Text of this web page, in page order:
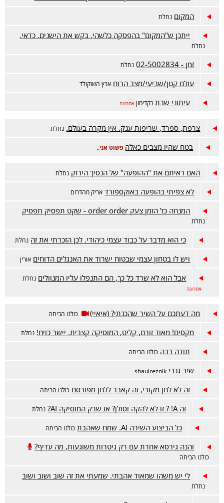
המקום נחלת
ייתכן ש"המקום" בהפסקה כלשהי, בקש את הישנים. כדאי.
נחלת
זמן - 02-5002834 נחלת
עולם קטן/שביעי/מצב הרוח ארץ השוקולד
עיתוני שבת נקדימון אחרונה
צרפת, ספרד, שריפות ענק. אין מקרה בעולם. נחלת
בטח שהיו מצבים כאלה פשוט אני..
האם ראיתם את "ההופעה" של הנסיך הירוק נחלת
לא צפיתי בהופעה באוקספורד אריק מהדרום
המנחה כל הזמן צעק order order - שקט תפסיק תפסיק
נחלת
כי הוא מדבר על כבוד עצמי כיהודי. לכן הזכרתי את זה נחלת
ויש לו בטחון עצמי שבטוח ישרוד את האנגלים הדוחים אורין
אבל הוא לא שרד כל כך, הם התנפלו עליו המנוולים נחלת
אחרונה
מה דעתכם על השיר שהכנתי? (איאיי) כולנו הביתה
מקסים! מאוד זורם, קליט, המוסיקה קצבית. יישר כויח! נחלת
תודה רבה כולנו הביתה
שיר גנרי shaulreznik
זה לא לחן מקורי, זה קאבר ללחן מפורסם כולנו הביתה
זה A! ? זו לא להקה וסולן? או שרק המוסיקה AI? נחלת
כל הביצוע השירה AI. שמח שאהבת כולנו הביתה
והנה גירסא אחרת עם רק גיטרות משוגעות, מה עדיף?
כולנו הביתה
לי יש משהו שמאוד אהבתי. שמעתי את זה שוב ושוב ושוב
נחלת